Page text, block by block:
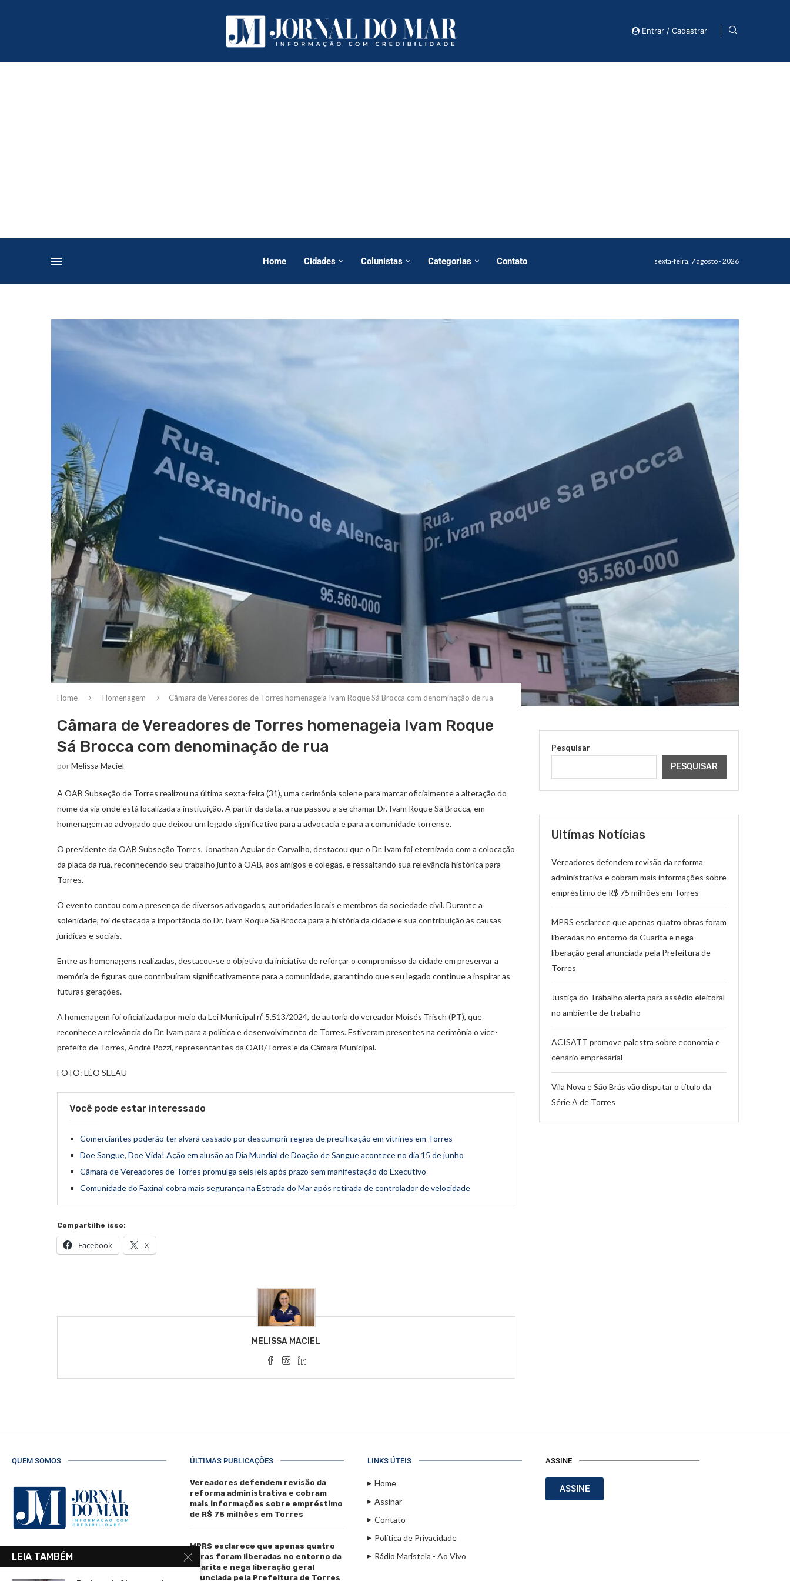
Entrar / Cadastrar
Home Cidades Colunistas Categorias Contato sexta-feira, 7 agosto - 2026
Home Homenagem Câmara de Vereadores de Torres homenageia Ivam Roque Sá Brocca com denominação de rua
Câmara de Vereadores de Torres homenageia Ivam Roque
Sá Brocca com denominação de rua
porMelissa Maciel
A OAB Subseção de Torres realizou na última sexta-feira (31), uma cerimônia solene para marcar oficialmente a alteração do
nome da via onde está localizada a instituição. A partir da data, a rua passou a se chamar Dr. Ivam Roque Sá Brocca, em
homenagem ao advogado que deixou um legado significativo para a advocacia e para a comunidade torrense.
O presidente da OAB Subseção Torres, Jonathan Aguiar de Carvalho, destacou que o Dr. Ivam foi eternizado com a colocação
da placa da rua, reconhecendo seu trabalho junto à OAB, aos amigos e colegas, e ressaltando sua relevância histórica para
Torres.
O evento contou com a presença de diversos advogados, autoridades locais e membros da sociedade civil. Durante a
solenidade, foi destacada a importância do Dr. Ivam Roque Sá Brocca para a história da cidade e sua contribuição às causas
jurídicas e sociais.
Entre as homenagens realizadas, destacou-se o objetivo da iniciativa de reforçar o compromisso da cidade em preservar a
memória de figuras que contribuíram significativamente para a comunidade, garantindo que seu legado continue a inspirar as
futuras gerações.
A homenagem foi oficializada por meio da Lei Municipal nº 5.513/2024, de autoria do vereador Moisés Trisch (PT), que
reconhece a relevância do Dr. Ivam para a política e desenvolvimento de Torres. Estiveram presentes na cerimônia o vice-
prefeito de Torres, André Pozzi, representantes da OAB/Torres e da Câmara Municipal.
FOTO: LÉO SELAU
Você pode estar interessado
Comerciantes poderão ter alvará cassado por descumprir regras de precificação em vitrines em Torres
Doe Sangue, Doe Vida! Ação em alusão ao Dia Mundial de Doação de Sangue acontece no dia 15 de junho
Câmara de Vereadores de Torres promulga seis leis após prazo sem manifestação do Executivo
Comunidade do Faxinal cobra mais segurança na Estrada do Mar após retirada de controlador de velocidade
Compartilhe isso:
Facebook X
MELISSA MACIEL
Pesquisar
PESQUISAR
Ultímas Notícias
Vereadores defendem revisão da reforma
administrativa e cobram mais informações sobre
empréstimo de R$ 75 milhões em Torres
MPRS esclarece que apenas quatro obras foram
liberadas no entorno da Guarita e nega
liberação geral anunciada pela Prefeitura de
Torres
Justiça do Trabalho alerta para assédio eleitoral
no ambiente de trabalho
ACISATT promove palestra sobre economia e
cenário empresarial
Vila Nova e São Brás vão disputar o título da
Série A de Torres
QUEM SOMOS
R. Manoel de Matos Pereira, 40 -
ÚLTIMAS PUBLICAÇÕES
Vereadores defendem revisão da
reforma administrativa e cobram
mais informações sobre empréstimo
de R$ 75 milhões em Torres
MPRS esclarece que apenas quatro
obras foram liberadas no entorno da
Guarita e nega liberação geral
anunciada pela Prefeitura de Torres
LINKS ÚTEIS
Home
Assinar
Contato
Política de Privacidade
Rádio Maristela - Ao Vivo
ASSINE
ASSINE
LEIA TAMBÉM